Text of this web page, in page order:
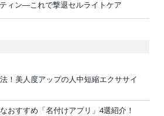
ィン—これで撃退セルライトケア
！美人度アップの人中短縮エクササイ
おすすめ「名付けアプリ」4選紹介！